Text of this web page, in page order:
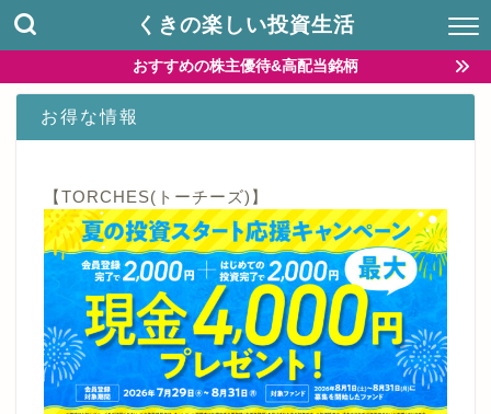
くきの楽しい投資生活
おすすめの株主優待&高配当銘柄
お得な情報
【TORCHES(トーチーズ)】